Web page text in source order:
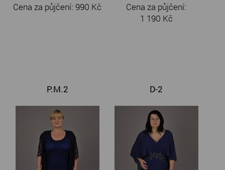
Cena za půjčení:990 Kč
Cena za půjčení:
1 190 Kč
P.M.2 D-2